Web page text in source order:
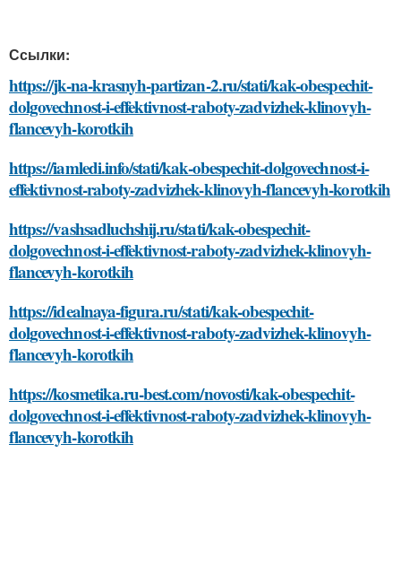
Ссылки:
https://jk-na-krasnyh-partizan-2.ru/stati/kak-obespechit-
dolgovechnost-i-effektivnost-raboty-zadvizhek-klinovyh-
flancevyh-korotkih
https://iamledi.info/stati/kak-obespechit-dolgovechnost-i-
effektivnost-raboty-zadvizhek-klinovyh-flancevyh-korotkih
https://vashsadluchshij.ru/stati/kak-obespechit-
dolgovechnost-i-effektivnost-raboty-zadvizhek-klinovyh-
flancevyh-korotkih
https://idealnaya-figura.ru/stati/kak-obespechit-
dolgovechnost-i-effektivnost-raboty-zadvizhek-klinovyh-
flancevyh-korotkih
https://kosmetika.ru-best.com/novosti/kak-obespechit-
dolgovechnost-i-effektivnost-raboty-zadvizhek-klinovyh-
flancevyh-korotkih